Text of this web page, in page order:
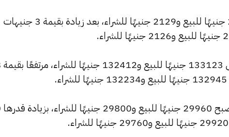
وارتفع سعر عيار 12 ليصل إلى 2140 جنيهًا للبيع و2129 جنيهًا للشراء، بعد زيادة بقيمة 3 جنيهات